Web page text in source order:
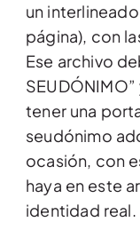
un
página), con
Ese archivo
tener una
seudónimo
ocasión, con
haya en este
identidad real.